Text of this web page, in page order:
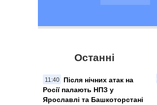
Останні
11:40
Після нічних атак на
Росії палають НПЗ у
Ярославлі та Башкоторстані